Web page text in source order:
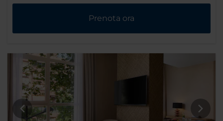
Prenota ora